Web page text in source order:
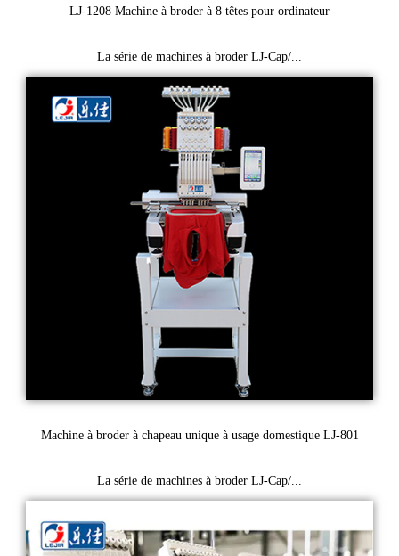
LJ-1208 Machine à broder à 8 têtes pour ordinateur
La série de machines à broder LJ-Cap/...
Machine à broder à chapeau unique à usage domestique LJ-801
La série de machines à broder LJ-Cap/...